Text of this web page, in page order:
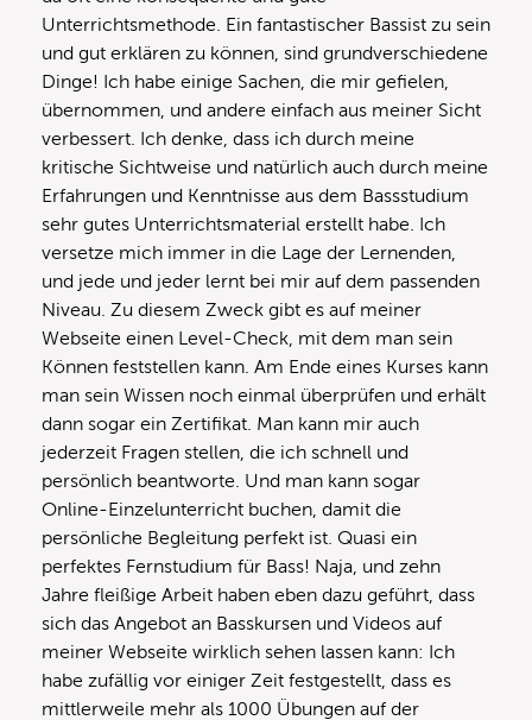
Unterrichtsmethode. Ein fantastischer Bassist zu sein
und gut erklären zu können, sind grundverschiedene
Dinge! Ich habe einige Sachen, die mir gefielen,
übernommen, und andere einfach aus meiner Sicht
verbessert. Ich denke, dass ich durch meine
kritische Sichtweise und natürlich auch durch meine
Erfahrungen und Kenntnisse aus dem Bassstudium
sehr gutes Unterrichtsmaterial erstellt habe. Ich
versetze mich immer in die Lage der Lernenden,
und jede und jeder lernt bei mir auf dem passenden
Niveau. Zu diesem Zweck gibt es auf meiner
Webseite einen Level-Check, mit dem man sein
Können feststellen kann. Am Ende eines Kurses kann
man sein Wissen noch einmal überprüfen und erhält
dann sogar ein Zertifikat. Man kann mir auch
jederzeit Fragen stellen, die ich schnell und
persönlich beantworte. Und man kann sogar
Online-Einzelunterricht buchen, damit die
persönliche Begleitung perfekt ist. Quasi ein
perfektes Fernstudium für Bass! Naja, und zehn
Jahre fleißige Arbeit haben eben dazu geführt, dass
sich das Angebot an Basskursen und Videos auf
meiner Webseite wirklich sehen lassen kann: Ich
habe zufällig vor einiger Zeit festgestellt, dass es
mittlerweile mehr als 1000 Übungen auf der